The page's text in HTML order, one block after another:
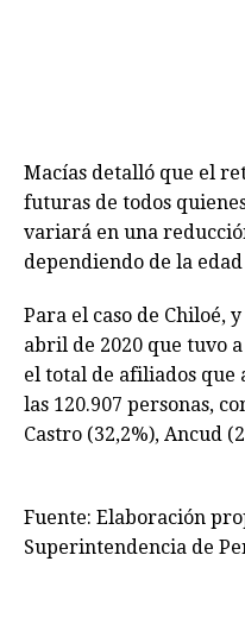
Macías detalló que el
futuras de todos
variará en una
dependiendo de la
Para el caso de Chiloé,
abril de 2020 que tuvo
el total de afiliados que
las 120.907 personas,
Castro (32,2%), Ancud
Fuente: Elaboración
Superintendencia de